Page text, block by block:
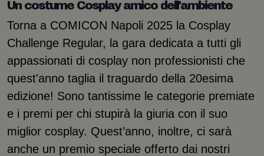
Un costume Cosplay amico dell'ambiente
Torna a COMICON Napoli 2025 la Cosplay
Challenge Regular, la gara dedicata a tutti gli
appassionati di cosplay non professionisti che
quest'anno taglia il traguardo della 20esima
edizione! Sono tantissime le categorie premiate
e i premi per chi stupirà la giuria con il suo
miglior cosplay. Quest’anno, inoltre, ci sarà
anche un premio speciale offerto dai nostri